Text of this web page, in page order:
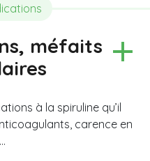
méfaits
à la spiruline qu’il
carence en